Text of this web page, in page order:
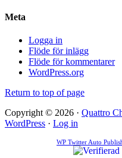
Meta
Logga in
Flöde för inlägg
Flöde för kommentarer
WordPress.org
Return to top of page
Copyright © 2026 · Quattro
WordPress · Log in
WP Twitter Auto